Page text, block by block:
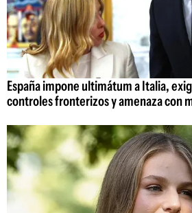
España impone ultimátum a Italia,
controles fronterizos y amenaza con